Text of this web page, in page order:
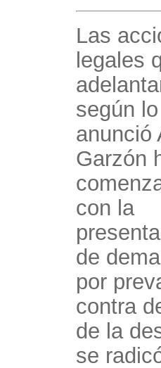
Las
legales
según lo
anunció
Garzón
con la
de
por
contra
de la
se